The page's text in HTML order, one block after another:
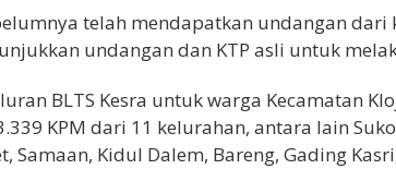
telah mendapatkan undangan
undangan dan KTP asli untuk
BLTS Kesra untuk warga Kecamatan
KPM dari 11 kelurahan, antara lain
Samaan, Kidul Dalem, Bareng, Gading